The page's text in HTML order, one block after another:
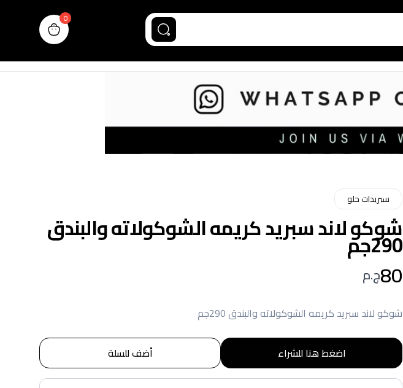
0
view bag
سبريدات حلو
شوكو لاند سبريد كريمه الشوكولاته والبندق
290جم
80ج.م
شوكو لاند سبريد كريمه الشوكولاته والبندق 290جم
اضغط هنا للشراء أضف للسلة